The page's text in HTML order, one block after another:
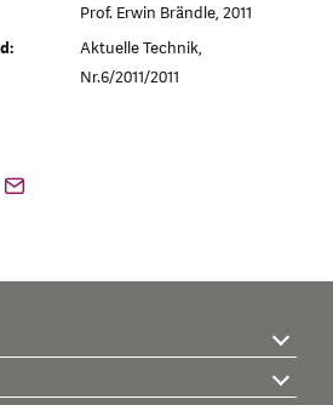
Prof. Erwin Brändle, 2011
Aktuelle Technik,
Nr.6/2011/2011